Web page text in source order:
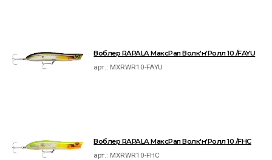
Воблер RAPALA МаксРап Волк'н'Ролл 10 /FAYU
арт.: MXRWR10-FAYU
Воблер RAPALA МаксРап Волк'н'Ролл 10 /FHC
арт.: MXRWR10-FHC